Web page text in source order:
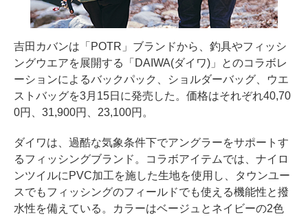
吉田カバンは「POTR」ブランドから、釣具やフィッシ
ングウエアを展開する「DAIWA(ダイワ)」とのコラボレ
ーションによるバックパック、ショルダーバッグ、ウエ
ストバッグを3月15日に発売した。価格はそれぞれ40,70
0円、31,900円、23,100円。
ダイワは、過酷な気象条件下でアングラーをサポートす
るフィッシングブランド。コラボアイテムでは、ナイロ
ンツイルにPVC加工を施した生地を使用し、タウンユー
スでもフィッシングのフィールドでも使える機能性と撥
水性を備えている。カラーはベージュとネイビーの2色